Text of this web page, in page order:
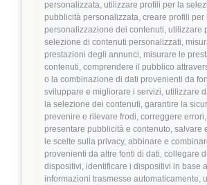
personalizzata, utilizzare profili per la
pubblicità personalizzata, creare profili per
personalizzazione dei contenuti, utilizzare
selezione di contenuti personalizzati,
prestazioni degli annunci, misurare le
contenuti, comprendere il pubblico
o la combinazione di dati provenienti da
sviluppare e migliorare i servizi, utilizzare
la selezione dei contenuti, garantire la
prevenire e rilevare frodi, correggere
presentare pubblicità e contenuto, salvare
le scelte sulla privacy, abbinare e
provenienti da altre fonti di dati, collegare
dispositivi, identificare i dispositivi in base
informazioni trasmesse automaticamente,
Project Manager
🏢 Welyk x Hinto Group
3.9 FuffAnnuncio Score
💰 ~ 38.000€ - 42.000€ all'anno
🏢 Full-Remote💼 Middle/Senior
👔 Management
Project Management IT Consulting